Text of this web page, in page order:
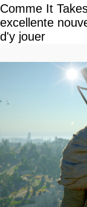
Comme It
excellente
d'y jouer